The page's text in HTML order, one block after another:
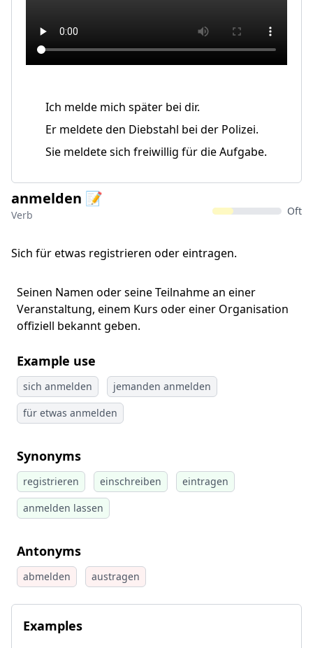
Ich melde mich später bei dir.
Er meldete den Diebstahl bei der Polizei.
Sie meldete sich freiwillig für die Aufgabe.
anmelden 📝
Verb Oft
Sich für etwas registrieren oder eintragen.
Seinen Namen oder seine Teilnahme an einer
Veranstaltung, einem Kurs oder einer Organisation
offiziell bekannt geben.
Example use
sich anmelden
jemanden anmelden
für etwas anmelden
Synonyms
registrieren einschreiben
eintragen
anmelden lassen
Antonyms
abmelden austragen
Examples